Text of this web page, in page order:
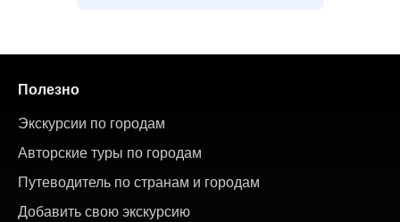
Полезно
Экскурсии по городам
Авторские туры по городам
Путеводитель по странам и городам
Добавить свою экскурсию